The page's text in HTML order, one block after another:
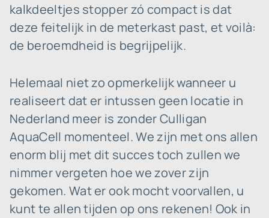
kalkdeeltjes stopper zó compact is dat
deze feitelijk in de meterkast past, et voilà:
de beroemdheid is begrijpelijk.
Helemaal niet zo opmerkelijk wanneer u
realiseert dat er intussen geen locatie in
Nederland meer is zonder Culligan
AquaCell momenteel. We zijn met ons allen
enorm blij met dit succes toch zullen we
nimmer vergeten hoe we zover zijn
gekomen. Wat er ook mocht voorvallen, u
kunt te allen tijden op ons rekenen! Ook in